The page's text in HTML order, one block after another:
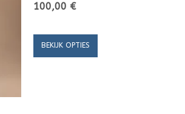
100,00 €
BEKIJK OPTIES